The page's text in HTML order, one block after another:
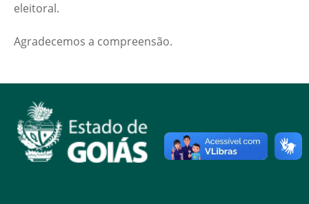
eleitoral.
Agradecemos a compreensão.